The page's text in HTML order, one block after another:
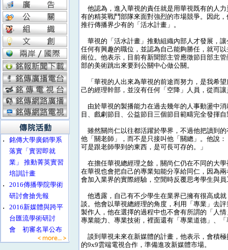
‧
銘傳大學廣銷學系
落實「實習即就
業」 推動菁英實習
培訓計畫
‧
2016傳播學院學術
研討會搶先報
‧
2016新媒體與跨平
台匯流學術研討
會 初審名單公布
他認為，進入華視的責任就是用華視既有的人
有的精英戰鬥部隊來面對強烈的市場競爭。因此
推行傳播界少有的「活水計畫」。
華視的「活水計畫」推動組織內部人才發展，
任何有興趣的職位，並認為自己能夠勝任，就可
崗位。他表示，目前有新聞部主管應徵節目部主
部的美術跳出來要到公關中心做公關。
「華視的人出來為華視的前途而努力，是我希
己的經理幹部，並沒有任何「空降」人員，從而
由於華視的製播能力在過去幾年的人事動盪中
目、戲劇節目、公益節目三個節目範疇完全發揮
雖然關尚仁以往都活躍於學界，不過他把讀到
他「關老師」，而不是只接叫他「關總」。他說
可是跟老師學到的東西，是可長可存的。」
在擔任華視總經理之餘，關尚仁仍在不同的大
在華視也會把自己的專業知能分享給同仁，因為
會加入業界的實際經驗，空閒時反覆思考學生與
他透露，自己有不少學生在業界已擁有很高成
談。他會以華視總經理的角度，利用「專業」去
製作人，他在選擇的過程中也不會有所謂的「人
專業能力、專業技術，裡面還有「專業道德」、
談到華視未來在新媒體的計畫，他表示，會積
的9x9雲端電視合作，準備進攻新媒體市場。